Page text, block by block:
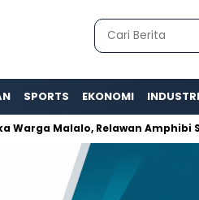
SPORTS EKONOMI INDUSTRI
Relawan Amphibi Sumbar